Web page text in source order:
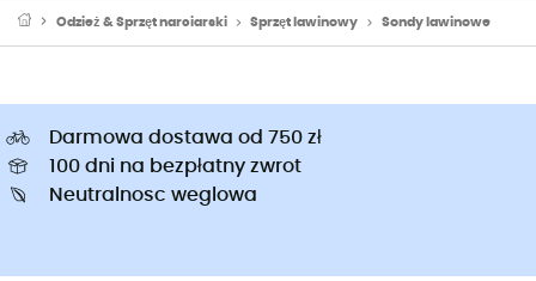
Odzież & Sprzęt narciarski Sprzęt lawinowy Sondy lawinowe
Darmowa dostawa od 750 zł
100 dni na bezpłatny zwrot
Neutralnosc weglowa